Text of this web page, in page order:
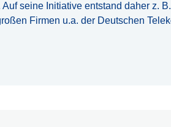
seine Initiative entstand daher z.
Firmen u.a. der Deutschen